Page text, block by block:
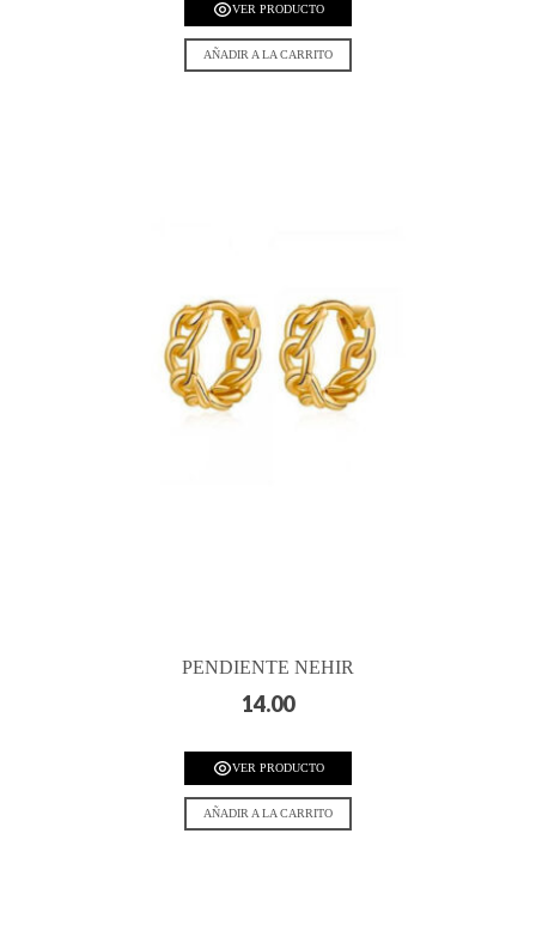
VER PRODUCTO
AÑADIR A LA CARRITO
PENDIENTE NEHIR
14.00
VER PRODUCTO
AÑADIR A LA CARRITO